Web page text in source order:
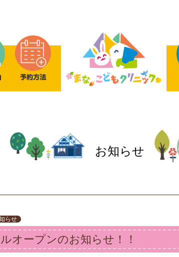
お知らせ
らせ
オープンのお知らせ！！